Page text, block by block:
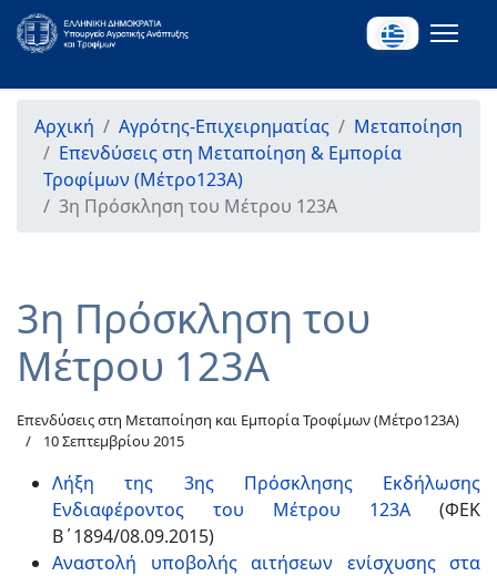
Αρχική Αγρότης-Επιχειρηματίας
Μεταποίηση
Επενδύσεις στη Μεταποίηση & Εμπορία
Τροφίμων (Μέτρο123Α)
3η Πρόσκληση του Μέτρου 123Α
3η Πρόσκληση του
Μέτρου 123Α
Επενδύσεις στη Μεταποίηση και Εμπορία Τροφίμων (Μέτρο123Α)
10 Σεπτεμβρίου 2015
Λήξη της 3ης Πρόσκλησης Εκδήλωσης
Ενδιαφέροντος του Μέτρου 123Α (ΦΕΚ
Β΄1894/08.09.2015)
Αναστολή υποβολής αιτήσεων ενίσχυσης στα